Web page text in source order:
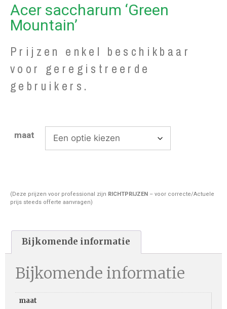
Acer saccharum ‘Green
Mountain’
Prijzen enkel beschikbaar
voor geregistreerde
gebruikers.
maat
(Deze prijzen voor professional zijn RICHTPRIJZEN – voor correcte/Actuele
prijs steeds offerte aanvragen)
Bijkomende informatie
Bijkomende informatie
maat